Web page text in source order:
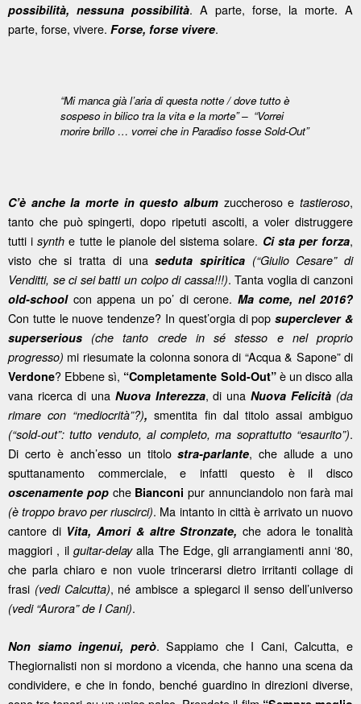
possibilità, nessuna possibilità. A parte, forse, la morte. A
parte, forse, vivere. Forse, forse vivere.
“Mi manca già l’aria di questa notte / dove tutto è
sospeso in bilico tra la vita e la morte” – “Vorrei
morire brillo … vorrei che in Paradiso fosse Sold-Out”
C’è anche la morte in questo album zuccheroso e tastieroso,
tanto che può spingerti, dopo ripetuti ascolti, a voler distruggere
tutti isynth e tutte le pianole del sistema solare. Ci sta per forza,
visto che si tratta di unaseduta spiritica(“Giulio Cesare” di
Venditti, se ci sei batti un colpo di cassa!!!). Tanta voglia di canzoni
old-schoolcon appena un po’ di cerone. Ma come, nel 2016?
Con tutte le nuove tendenze? In quest’orgia di popsuperclever &
superserious (che tanto crede in sé stesso e nel proprio
progresso) mi riesumate la colonna sonora di “Acqua & Sapone” di
Verdone? Ebbene sì, “Completamente Sold-Out”è un disco alla
vana ricerca di una Nuova Interezza, di una Nuova Felicità (da
rimare con “mediocrità”?), smentita fin dal titolo assai ambiguo
(“sold-out”: tutto venduto, al completo, ma soprattutto “esaurito”).
Di certo è anch’esso un titolostra-parlante, che allude a uno
sputtanamento commerciale, e infatti questo è il disco
oscenamente popche Bianconi pur annunciandolo non farà mai
(è troppo bravo per riuscirci). Ma intanto in città è arrivato un nuovo
cantore diVita, Amori & altre Stronzate, che adora le tonalità
maggiori , il guitar-delayalla The Edge, gli arrangiamenti anni ‘80,
che parla chiaro e non vuole trincerarsi dietro irritanti collage di
frasi (vedi Calcutta), né ambisce a spiegarci il senso dell’universo
(vedi “Aurora” de I Cani).
Non siamo ingenui, però. Sappiamo che I Cani, Calcutta, e
Thegiornalisti non si mordono a vicenda, che hanno una scena da
condividere, e che in fondo, benché guardino in direzioni diverse,